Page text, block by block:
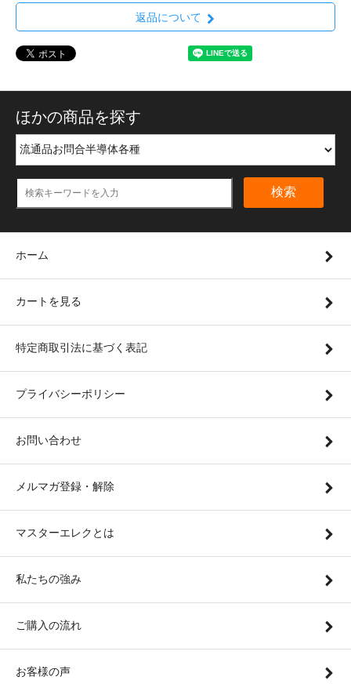
返品について
ほかの商品を探す
検索
ホーム
カートを見る
特定商取引法に基づく表記
プライバシーポリシー
お問い合わせ
メルマガ登録・解除
マスターエレクとは
私たちの強み
ご購入の流れ
お客様の声